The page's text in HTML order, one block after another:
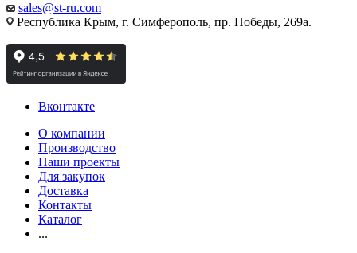
sales@st-ru.com
Республика Крым, г. Симферополь, пр. Победы, 269а.
Вконтакте
О компании
Производство
Наши проекты
Для закупок
Доставка
Контакты
Каталог
...